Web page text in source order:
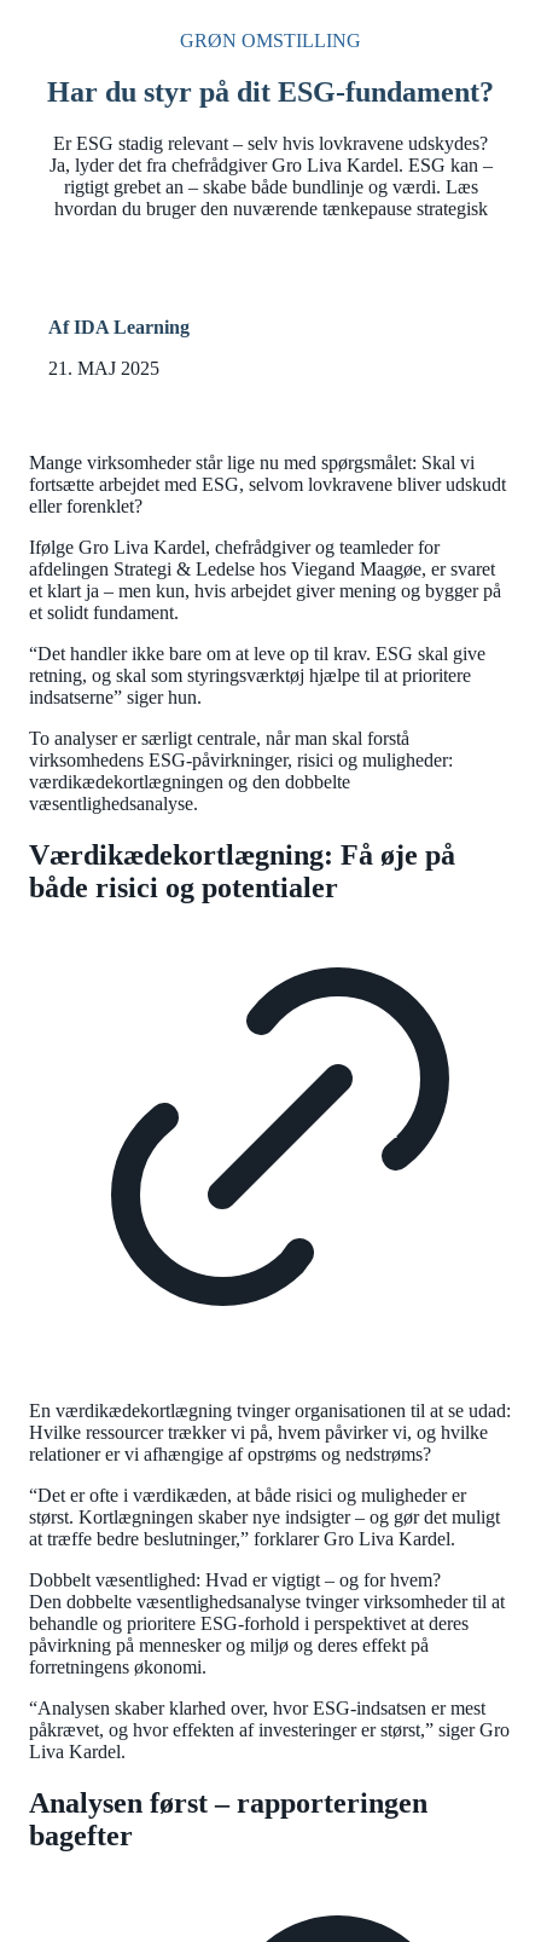
GRØN OMSTILLING
Har du styr på dit ESG-fundament?
Er ESG stadig relevant – selv hvis lovkravene udskydes?
Ja, lyder det fra chefrådgiver Gro Liva Kardel. ESG kan –
rigtigt grebet an – skabe både bundlinje og værdi. Læs
hvordan du bruger den nuværende tænkepause strategisk
Af IDA Learning
21. MAJ 2025
Mange virksomheder står lige nu med spørgsmålet: Skal vi
fortsætte arbejdet med ESG, selvom lovkravene bliver udskudt
eller forenklet?
Ifølge Gro Liva Kardel, chefrådgiver og teamleder for
afdelingen Strategi & Ledelse hos Viegand Maagøe, er svaret
et klart ja – men kun, hvis arbejdet giver mening og bygger på
et solidt fundament.
“Det handler ikke bare om at leve op til krav. ESG skal give
retning, og skal som styringsværktøj hjælpe til at prioritere
indsatserne” siger hun.
To analyser er særligt centrale, når man skal forstå
virksomhedens ESG-påvirkninger, risici og muligheder:
værdikædekortlægningen og den dobbelte
væsentlighedsanalyse.
Værdikædekortlægning: Få øje på
både risici og potentialer
En værdikædekortlægning tvinger organisationen til at se udad:
Hvilke ressourcer trækker vi på, hvem påvirker vi, og hvilke
relationer er vi afhængige af opstrøms og nedstrøms?
“Det er ofte i værdikæden, at både risici og muligheder er
størst. Kortlægningen skaber nye indsigter – og gør det muligt
at træffe bedre beslutninger,” forklarer Gro Liva Kardel.
Dobbelt væsentlighed: Hvad er vigtigt – og for hvem?
Den dobbelte væsentlighedsanalyse tvinger virksomheder til at
behandle og prioritere ESG-forhold i perspektivet at deres
påvirkning på mennesker og miljø og deres effekt på
forretningens økonomi.
“Analysen skaber klarhed over, hvor ESG-indsatsen er mest
påkrævet, og hvor effekten af investeringer er størst,” siger Gro
Liva Kardel.
Analysen først – rapporteringen
bagefter